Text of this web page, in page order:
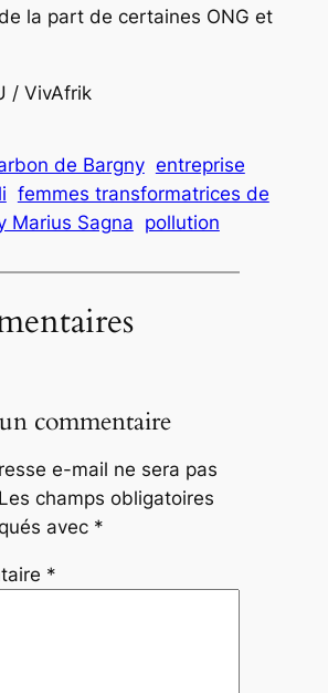
la part de certaines ONG et
/ VivAfrik
de Bargny entreprise
femmes transformatrices de
Marius Sagna pollution
commentaire
e-mail ne sera pas
Les champs obligatoires
avec *
*